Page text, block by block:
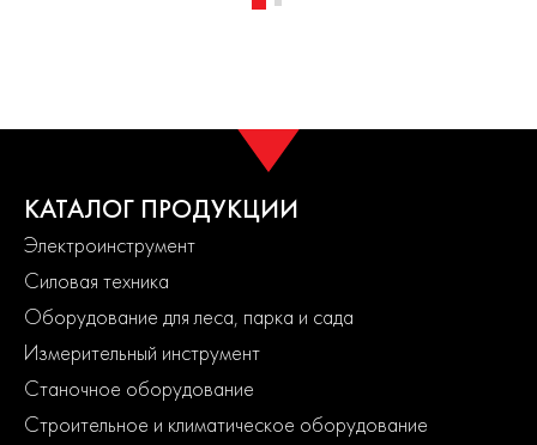
КАТАЛОГ ПРОДУКЦИИ
Электроинструмент
Силовая техника
Оборудование для леса, парка и сада
Измерительный инструмент
Станочное оборудование
Строительное и климатическое оборудование